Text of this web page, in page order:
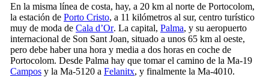
En la misma línea de costa, hay, a 20 km al norte de Portocolom,
la estación de Porto Cristo, a 11 kilómetros al sur, centro turístico
muy de moda de Cala d’Or. La capital, Palma, y su aeropuerto
internacional de Son Sant Joan, situado a unos 65 km al oeste,
pero debe haber una hora y media a dos horas en coche de
Portocolom. Desde Palma hay que tomar el camino de la Ma-19
Campos y la Ma-5120 a Felanitx, y finalmente la Ma-4010.